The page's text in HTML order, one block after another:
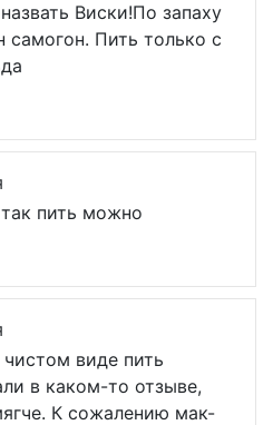
Виски!По запаху
самогон. Пить только с
пить можно
виде пить
в каком-то отзыве,
К сожалению мак-